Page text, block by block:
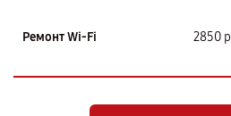
Ремонт Wi-Fi 2850 р